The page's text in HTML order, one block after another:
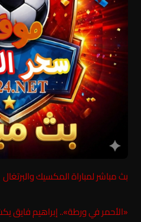
بث مباشر لمباراة المكسيك والبرتغال